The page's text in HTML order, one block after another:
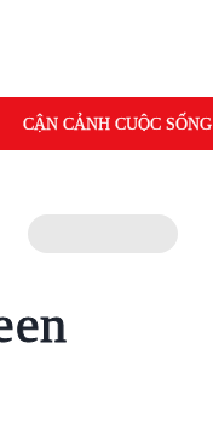
CẬN CẢNH CUỘC SỐNG